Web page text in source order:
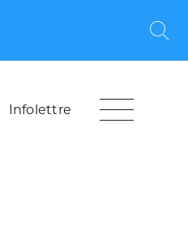
Infolettre